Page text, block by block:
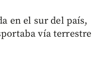
en el sur del país,
vía terrestre